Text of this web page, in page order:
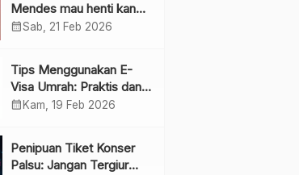
Mendes mau henti kan
penyebaran minimarket
calendar_monthSab, 21 Feb 2026
Tips Menggunakan E-
Visa Umrah: Praktis dan
Cepat
calendar_month Kam, 19 Feb 2026
Penipuan Tiket Konser
Palsu: Jangan Tergiur